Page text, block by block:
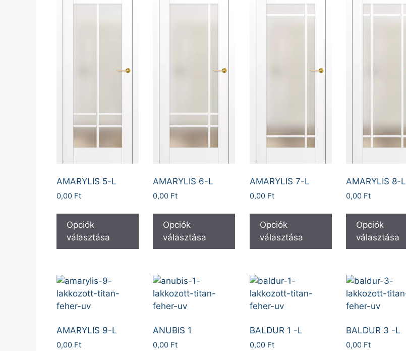
AMARYLIS 5-L
0,00 Ft
Opciók
választása
AMARYLIS 6-L
0,00 Ft
Opciók
választása
AMARYLIS 7-L
0,00 Ft
Opciók
választása
AMARYLIS 8-L
0,00 Ft
Opciók
választása
AMARYLIS 9-L
0,00 Ft
ANUBIS 1
0,00 Ft
BALDUR 1 -L
0,00 Ft
BALDUR 3 -L
0,00 Ft